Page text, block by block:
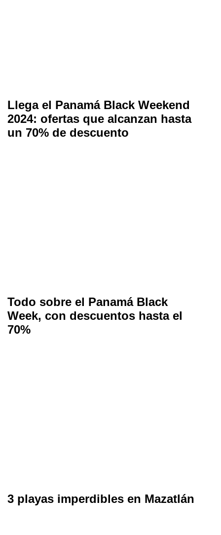
Llega el Panamá Black Weekend
2024: ofertas que alcanzan hasta
un 70% de descuento
Todo sobre el Panamá Black
Week, con descuentos hasta el
70%
3 playas imperdibles en Mazatlán